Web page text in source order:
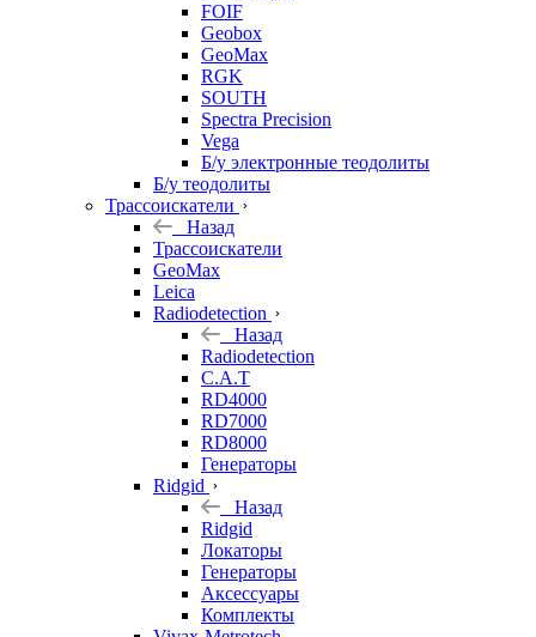
FOIF
Geobox
GeoMax
RGK
SOUTH
Spectra Precision
Vega
Б/у электронные теодолиты
Б/у теодолиты
Трассоискатели
Назад
Трассоискатели
GeoMax
Leica
Radiodetection
Назад
Radiodetection
C.A.T
RD4000
RD7000
RD8000
Генераторы
Ridgid
Назад
Ridgid
Локаторы
Генераторы
Аксессуары
Комплекты